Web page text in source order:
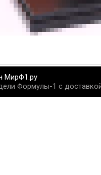
МирФ1.ру
Формулы-1 с